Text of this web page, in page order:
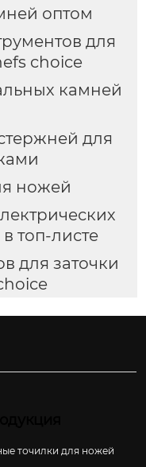
оптом
для
choice
камней
для
ножей
топ-листе
для заточки
точилки для ножей